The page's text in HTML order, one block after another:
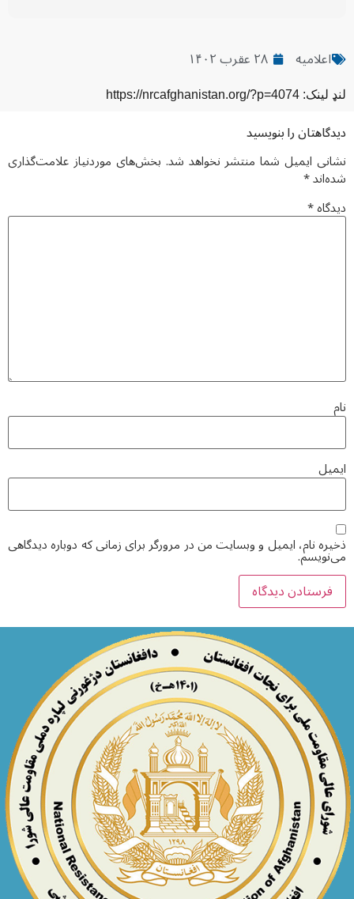
اعلامیه ۲۸ عقرب ۱۴۰۲
لنډ لینک: https://nrcafghanistan.org/?p=4074
دیدگاهتان را بنویسید
نشانی ایمیل شما منتشر نخواهد شد. بخش‌های موردنیاز علامت‌گذاری
شده‌اند*
دیدگاه*
نام
ایمیل
ذخیره نام، ایمیل و وبسایت من در مرورگر برای زمانی که دوباره دیدگاهی
می‌نویسم.